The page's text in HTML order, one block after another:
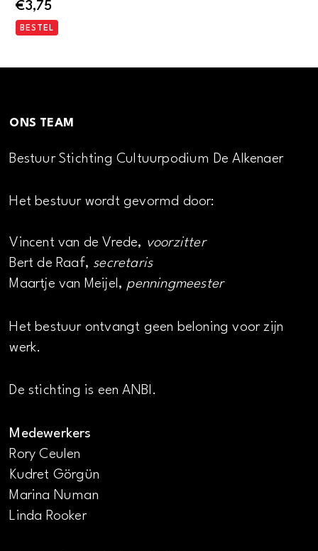
€3,75
BESTEL
ONS TEAM
Bestuur Stichting Cultuurpodium De Alkenaer
Het bestuur wordt gevormd door:
Vincent van de Vrede, voorzitter
Bert de Raaf, secretaris
Maartje van Meijel, penningmeester
Het bestuur ontvangt geen beloning voor zijn
werk.
De stichting is een ANBI.
Medewerkers
Rory Ceulen
Kudret Görgün
Marina Numan
Linda Rooker